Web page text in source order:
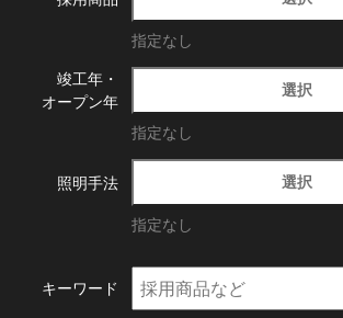
指定なし
竣工年・
オープン年
選択
指定なし
照明手法 選択
指定なし
キーワード